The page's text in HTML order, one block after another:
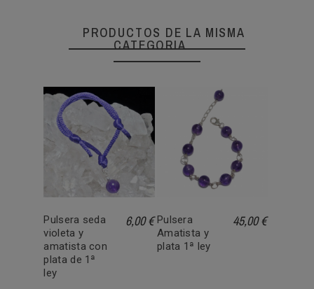
PRODUCTOS DE LA MISMA
CATEGORIA
Pulsera seda
violeta y
amatista con
plata de 1ª
ley
6,00 € Pulsera
Amatista y
plata 1ª ley
45,00 €